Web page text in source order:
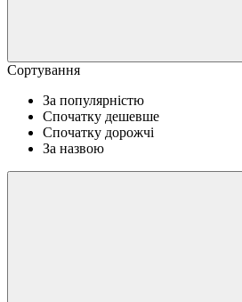
Сортування
За популярністю
Спочатку дешевше
Спочатку дорожчі
За назвою